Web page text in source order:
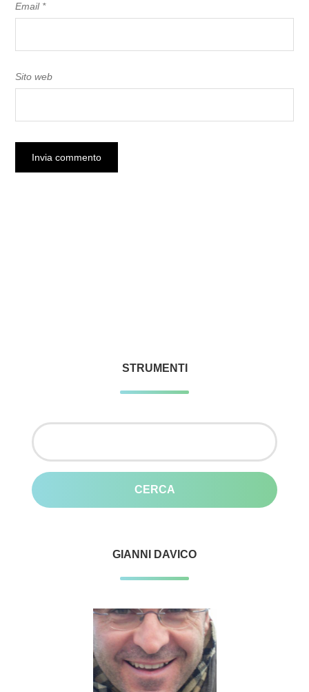
Email *
Sito web
STRUMENTI
Ricerca
GIANNI DAVICO